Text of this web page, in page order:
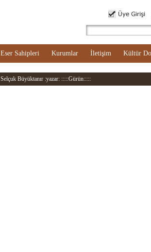
Eser Sahipleri Kurumlar İletişim Kültür
Selçuk Büyüktanır :yazar: :::::Gürün:::::